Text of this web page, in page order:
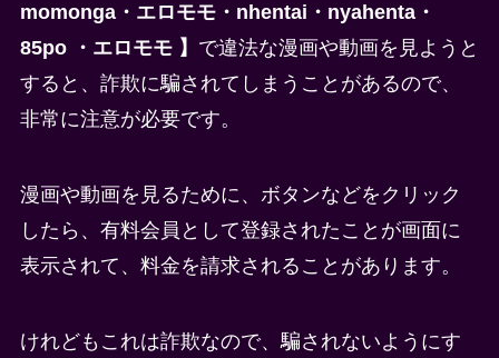
momonga・エロモモ・nhentai・nyahenta・
85po ・エロモモ 】 で違法な漫画や動画を見ようと
すると、詐欺に騙されてしまうことがあるので、
非常に注意が必要です。
漫画や動画を見るために、ボタンなどをクリック
したら、有料会員として登録されたことが画面に
表示されて、料金を請求されることがあります。
けれどもこれは詐欺なので、騙されないようにす